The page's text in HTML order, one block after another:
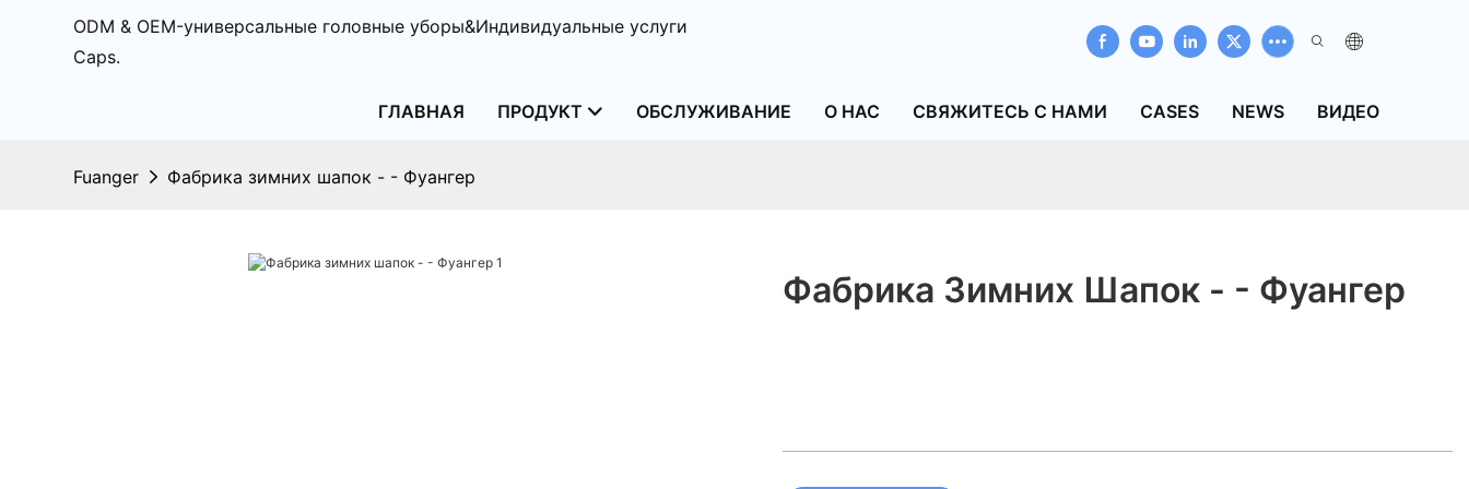
ODM & OEM-универсальные головные уборы&Индивидуальные услуги
Caps.
ГЛАВНАЯ ПРОДУКТ ОБСЛУЖИВАНИЕ О НАС СВЯЖИТЕСЬ С НАМИ CASES NEWS ВИДЕО
Fuanger Фабрика зимних шапок - - Фуангер
Фабрика Зимних Шапок - - Фуангер